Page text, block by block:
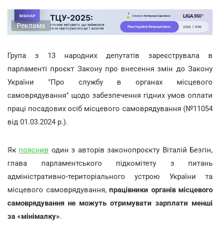
Реклама
Група з 13 народних депутатів зареєструвала в
парламенті проєкт Закону про внесення змін до Закону
України "Про службу в органах місцевого
самоврядування" щодо забезпечення гідних умов оплати
праці посадових осіб місцевого самоврядування (№11054
від 01.03.2024 р.).
Як пояснив один з авторів законопроєкту Віталій Безгін,
глава парламентського підкомітету з питань
адміністративно-територіального устрою України та
місцевого самоврядування, працівники органів місцевого
самоврядування не можуть отримувати зарплати менші
за «мінімалку».